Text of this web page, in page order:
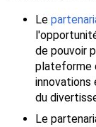
Le
de pouvoir
plateforme
innovations
du
Le